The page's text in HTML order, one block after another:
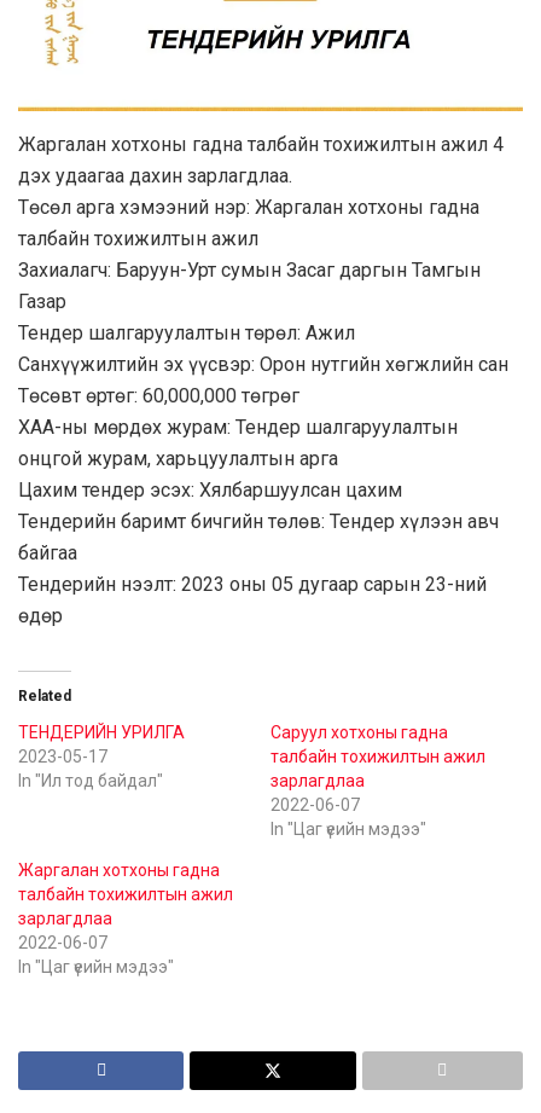
Жаргалан хотхоны гадна талбайн тохижилтын ажил 4
дэх удаагаа дахин зарлагдлаа.
Төсөл арга хэмээний нэр: Жаргалан хотхоны гадна
талбайн тохижилтын ажил
Захиалагч: Баруун-Урт сумын Засаг даргын Тамгын
Газар
Тендер шалгаруулалтын төрөл: Ажил
Санхүүжилтийн эх үүсвэр: Орон нутгийн хөгжлийн сан
Төсөвт өртөг: 60,000,000 төгрөг
ХАА-ны мөрдөх журам: Тендер шалгаруулалтын
онцгой журам, харьцуулалтын арга
Цахим тендер эсэх: Хялбаршуулсан цахим
Тендерийн баримт бичгийн төлөв: Тендер хүлээн авч
байгаа
Тендерийн нээлт: 2023 оны 05 дугаар сарын 23-ний
өдөр
Related
ТЕНДЕРИЙН УРИЛГА
2023-05-17
In "Ил тод байдал"
Саруул хотхоны гадна
талбайн тохижилтын ажил
зарлагдлаа
2022-06-07
In "Цаг үеийн мэдээ"
Жаргалан хотхоны гадна
талбайн тохижилтын ажил
зарлагдлаа
2022-06-07
In "Цаг үеийн мэдээ"